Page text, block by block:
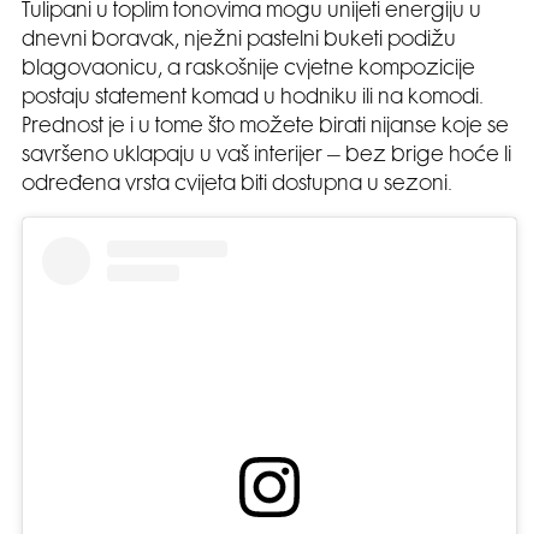
Tulipani u toplim tonovima mogu unijeti energiju u
dnevni boravak, nježni pastelni buketi podižu
blagovaonicu, a raskošnije cvjetne kompozicije
postaju statement komad u hodniku ili na komodi.
Prednost je i u tome što možete birati nijanse koje se
savršeno uklapaju u vaš interijer – bez brige hoće li
određena vrsta cvijeta biti dostupna u sezoni.